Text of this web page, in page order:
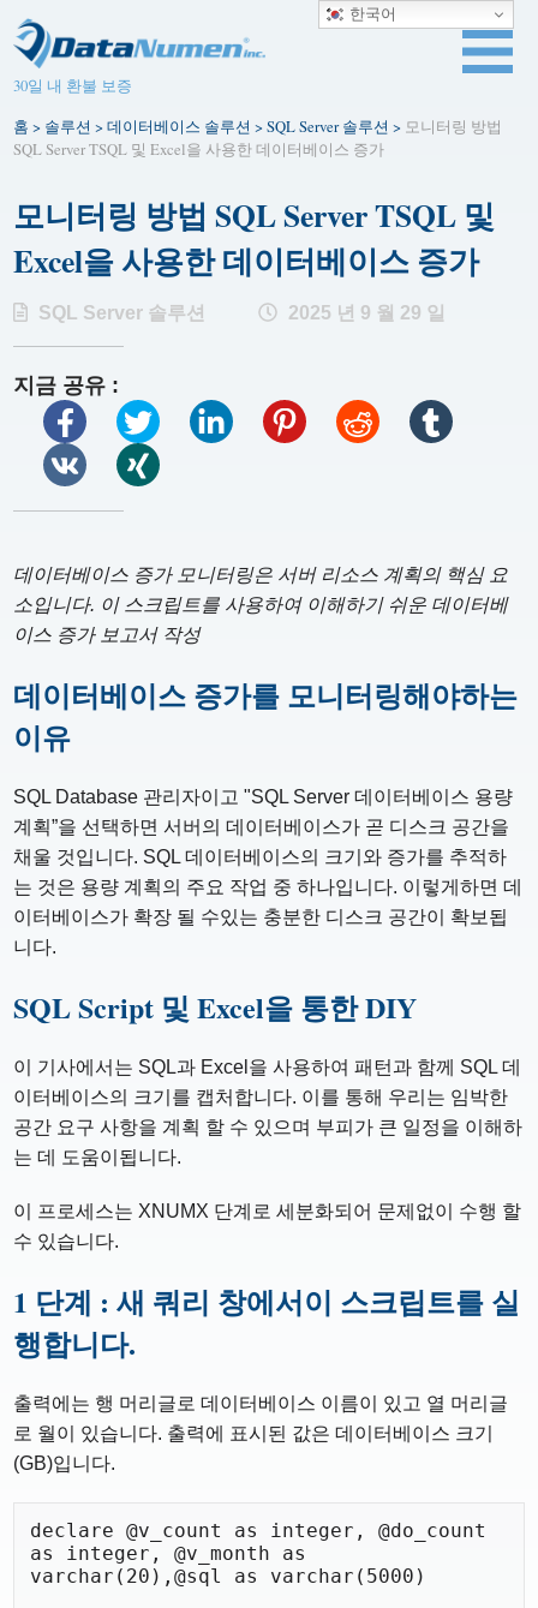
30일 내 환불 보증
홈 > 솔루션 >데이터베이스 솔루션 >SQL Server 솔루션 > 모니터링 방법
SQL Server TSQL 및 Excel을 사용한 데이터베이스 증가
모니터링 방법 SQL Server TSQL 및
Excel을 사용한 데이터베이스 증가
SQL Server 솔루션 2025 년 9 월 29 일
지금 공유 :
데이터베이스 증가 모니터링은 서버 리소스 계획의 핵심 요
소입니다. 이 스크립트를 사용하여 이해하기 쉬운 데이터베
이스 증가 보고서 작성
데이터베이스 증가를 모니터링해야하는
이유
SQL Database 관리자이고 "SQL Server 데이터베이스 용량
계획”을 선택하면 서버의 데이터베이스가 곧 디스크 공간을
채울 것입니다. SQL 데이터베이스의 크기와 증가를 추적하
는 것은 용량 계획의 주요 작업 중 하나입니다. 이렇게하면 데
이터베이스가 확장 될 수있는 충분한 디스크 공간이 확보됩
니다.
SQL Script 및 Excel을 통한 DIY
이 기사에서는 SQL과 Excel을 사용하여 패턴과 함께 SQL 데
이터베이스의 크기를 캡처합니다. 이를 통해 우리는 임박한
공간 요구 사항을 계획 할 수 있으며 부피가 큰 일정을 이해하
는 데 도움이됩니다.
이 프로세스는 XNUMX 단계로 세분화되어 문제없이 수행 할
수 있습니다.
1 단계 : 새 쿼리 창에서이 스크립트를 실
행합니다.
출력에는 행 머리글로 데이터베이스 이름이 있고 열 머리글
로 월이 있습니다. 출력에 표시된 값은 데이터베이스 크기
(GB)입니다.
declare @v_count as integer, @do_count
as integer, @v_month as
varchar(20),@sql as varchar(5000)
한국어